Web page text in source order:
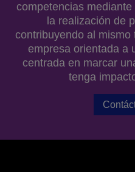
competencias
la realización de
contribuyendo al
empresa orientada a
centrada en marcar
tenga